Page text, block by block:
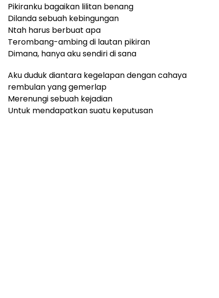
Pikiranku bagaikan lilitan benang
Dilanda sebuah kebingungan
Ntah harus berbuat apa
Terombang-ambing di lautan pikiran
Dimana, hanya aku sendiri di sana
Aku duduk diantara kegelapan dengan cahaya
rembulan yang gemerlap
Merenungi sebuah kejadian
Untuk mendapatkan suatu keputusan